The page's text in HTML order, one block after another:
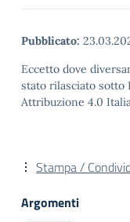
Pubblicato:
Eccetto dove
stato rilasciato sotto
Attribuzione 4.0
Stampa /
Argomenti